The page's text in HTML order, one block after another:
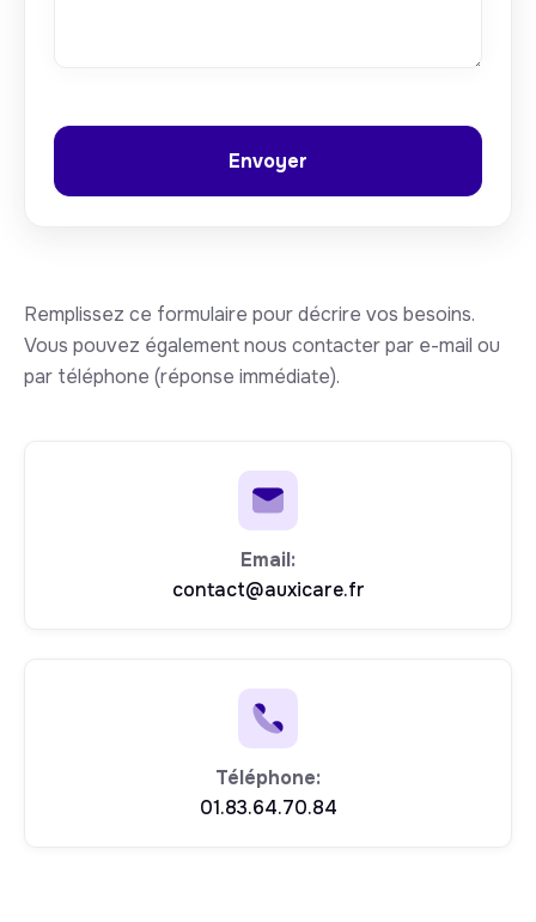
Remplissez ce formulaire pour décrire vos besoins.
Vous pouvez également nous contacter par e-mail ou
par téléphone (réponse immédiate).
Email:
contact@auxicare.fr
Téléphone:
01.83.64.70.84